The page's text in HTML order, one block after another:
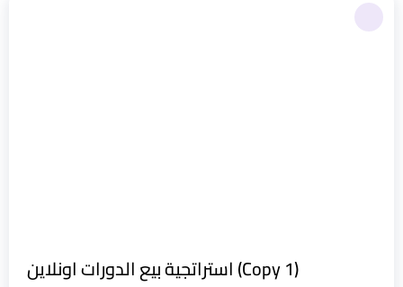
استراتجية بيع الدورات اونلاين (Copy 1)